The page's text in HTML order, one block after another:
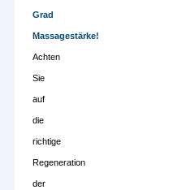
Grad
Massagestärke!
Achten
Sie
auf
die
richtige
Regeneration
der